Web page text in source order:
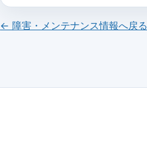
← 障害・メンテナンス情報へ戻る